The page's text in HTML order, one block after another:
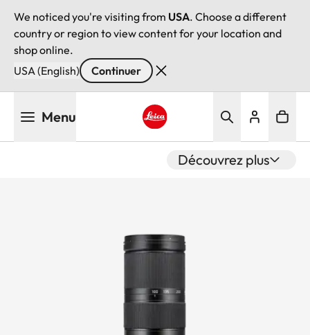
We noticed you're visiting from USA. Choose a different
country or region to view content for your location and
shop online.
USA (English)
Continuer
Menu
Découvrez plus